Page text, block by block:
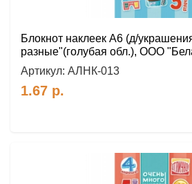
Блокнот наклеек А6 (д/
разные"(голубая обл.), ООО
Артикул: АЛНК-013
1.67 р.